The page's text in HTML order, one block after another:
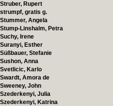
Struber, Rupert
strumpf, gratis g.
Stummer, Angela
Stump-Linshalm, Petra
Suchy, Irene
Suranyi, Esther
Süßbauer, Stefanie
Sushon, Anna
Svetlicic, Karlo
Swardt, Amora de
Sweeney, John
Szederkenyi, Julia
Szederkenyi, Katrina